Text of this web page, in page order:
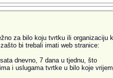
za bilo koju tvrtku ili organizaciju
bi trebali imati web stranice:
dnevno, 7 dana u tjednu, što
i uslugama tvrtke u bilo koje